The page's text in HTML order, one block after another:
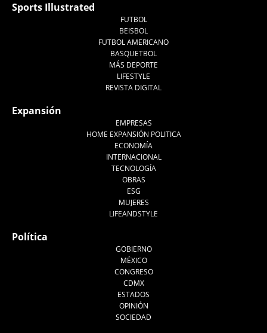
Sports Illustrated
FUTBOL
BEISBOL
FUTBOL AMERICANO
BASQUETBOL
MÁS DEPORTE
LIFESTYLE
REVISTA DIGITAL
Expansión
EMPRESAS
HOME EXPANSIÓN POLITICA
ECONOMÍA
INTERNACIONAL
TECNOLOGÍA
OBRAS
ESG
MUJERES
LIFEANDSTYLE
Política
GOBIERNO
MÉXICO
CONGRESO
CDMX
ESTADOS
OPINIÓN
SOCIEDAD